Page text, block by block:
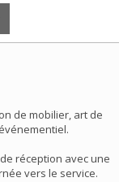
de mobilier, art de
réception avec une
vers le service.